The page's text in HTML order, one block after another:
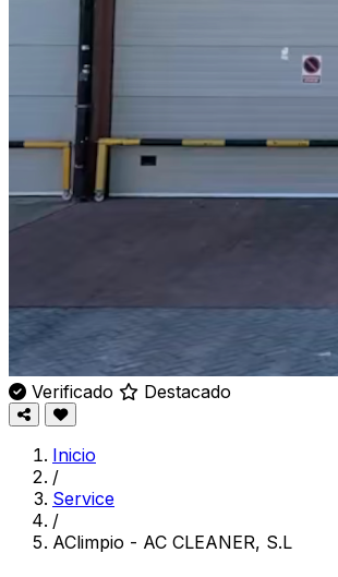
Verificado Destacado
Inicio
/
Service
/
AClimpio - AC CLEANER, S.L